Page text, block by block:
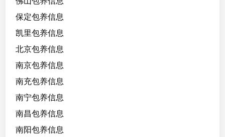
保定包养信息
凯里包养信息
北京包养信息
南京包养信息
南充包养信息
南宁包养信息
南昌包养信息
南阳包养信息